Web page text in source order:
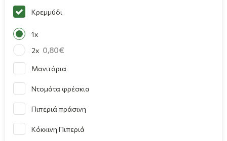
Κρεμμύδι
1x
2x 0,80
Μανιτάρια
Ντομάτα φρέσκια
Πιπεριά πράσινη
Κόκκινη Πιπεριά